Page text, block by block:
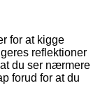
for at kigge
reflektioner
du ser nærmere
forud for at du